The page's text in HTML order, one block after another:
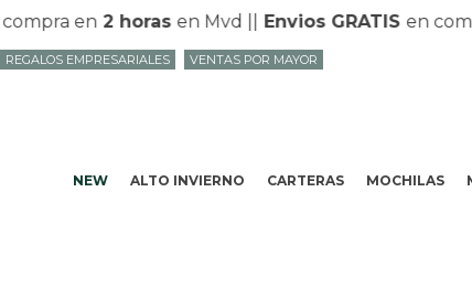
en2 horasen Mvd ||Envios GRATISen
NEW ALTO INVIERNO CARTERAS MOCHILAS
REGALOS EMPRESARIALES VENTAS POR MAYOR